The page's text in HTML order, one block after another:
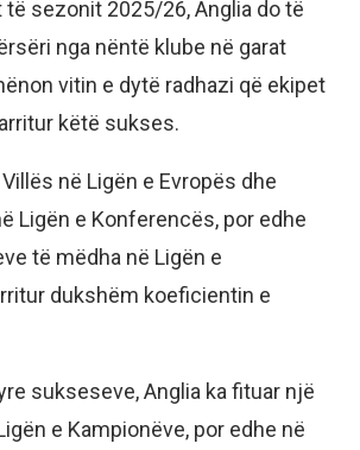
sezonit 2025/26, Anglia do të
nga nëntë klube në garat
vitin e dytë radhazi që ekipet
këtë sukses.
në Ligën e Evropës dhe
Ligën e Konferencës, por edhe
të mëdha në Ligën e
dukshëm koeficientin e
sukseseve, Anglia ka fituar një
e Kampionëve, por edhe në